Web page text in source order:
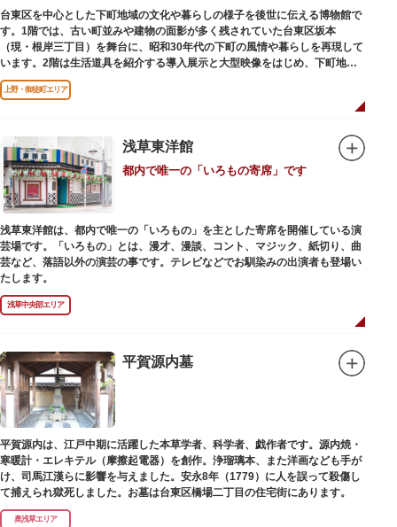
台東区を中心とした下町地域の文化や暮らしの様子を後世に伝える博物館で
す。1階では、古い町並みや建物の面影が多く残されていた台東区坂本
（現・根岸三丁目）を舞台に、昭和30年代の下町の風情や暮らしを再現して
います。2階は生活道具を紹介する導入展示と大型映像をはじめ、下町地域
の歴史や出来事をたどることのできる資料を展示しています。また3階には
企画展示室と、道具や玩具を体験し、調べることができるしたまち情報コー
上野・御徒町エリア
浅草東洋館
都内で唯一の「いろもの寄席」です
浅草東洋館は、都内で唯一の「いろもの」を主とした寄席を開催している演
芸場です。「いろもの」とは、漫才、漫談、コント、マジック、紙切り、曲
芸など、落語以外の演芸の事です。テレビなどでお馴染みの出演者も登場い
たします。
浅草中央部エリア
平賀源内墓
平賀源内は、江戸中期に活躍した本草学者、科学者、戯作者です。源内焼・
寒暖計・エレキテル（摩擦起電器）を創作。浄瑠璃本、また洋画なども手が
け、司馬江漢らに影響を与えました。安永8年（1779）に人を誤って殺傷し
て捕えられ獄死しました。お墓は台東区橋場二丁目の住宅街にあります。
奥浅草エリア